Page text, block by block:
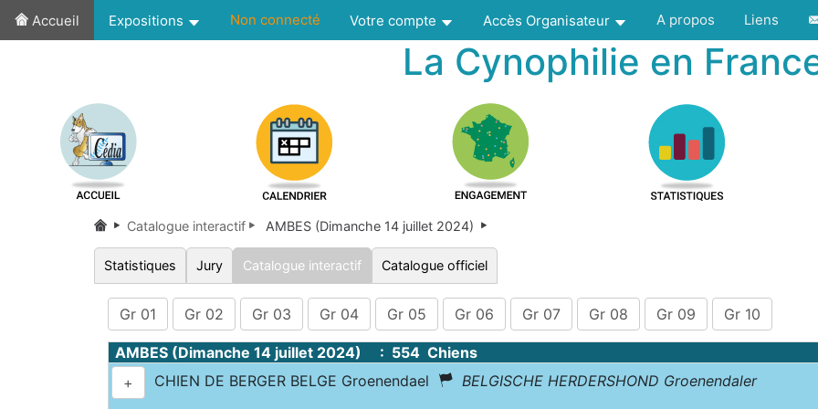
Accueil Expositions Non connecté Votre compte Accès Organisateur A propos Liens
La Cynophilie en
Catalogue interactif AMBES (Dimanche 14 juillet 2024)
Statistiques Jury Catalogue interactif Catalogue officiel
Gr 01 Gr 02 Gr 03 Gr 04 Gr 05 Gr 06 Gr 07 Gr 08 Gr 09 Gr 10
AMBES (Dimanche 14 juillet 2024) : 554 Chiens
+
CHIEN DE BERGER BELGE Groenendael BELGISCHE HERDERSHOND Groenendaler